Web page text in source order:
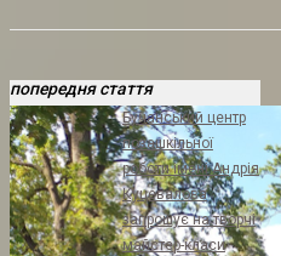
попередня стаття
Бучанський центр
позашкільної
роботи імені Андрія
Куцевалова
запрошує на творчі
майстер-класи